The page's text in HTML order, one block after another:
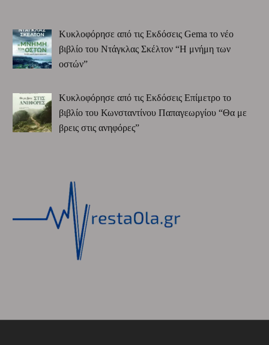
Κυκλοφόρησε από τις Εκδόσεις Gema το νέο
βιβλίο του Ντάγκλας Σκέλτον “Η μνήμη των
οστών”
Κυκλοφόρησε από τις Εκδόσεις Επίμετρο το
βιβλίο του Κωνσταντίνου Παπαγεωργίου “Θα με
βρεις στις ανηφόρες”